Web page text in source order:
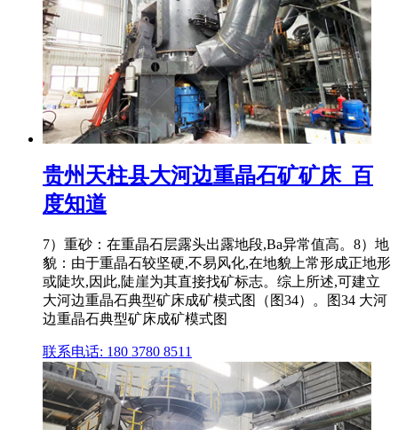
贵州天柱县大河边重晶石矿矿床_百
度知道
7）重砂：在重晶石层露头出露地段,Ba异常值高。8）地
貌：由于重晶石较坚硬,不易风化,在地貌上常形成正地形
或陡坎,因此,陡崖为其直接找矿标志。综上所述,可建立
大河边重晶石典型矿床成矿模式图（图34）。图34 大河
边重晶石典型矿床成矿模式图
联系电话: 180 3780 8511